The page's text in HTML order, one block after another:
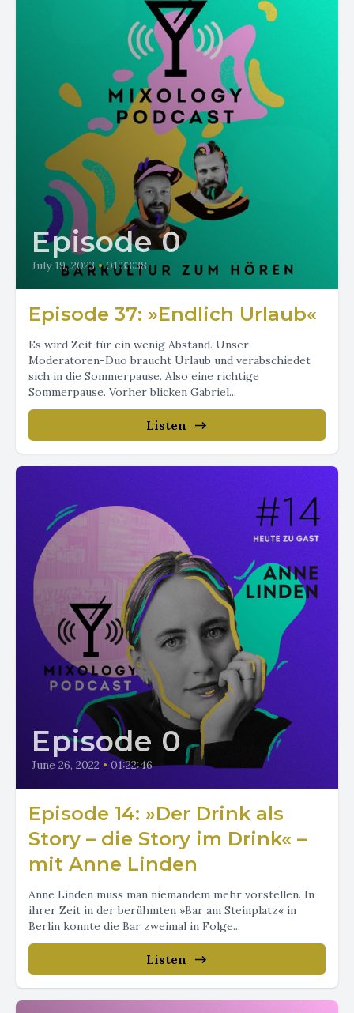
Episode 0
July 19, 2023 • 01:33:38
Episode 37: »Endlich Urlaub«
Es wird Zeit für ein wenig Abstand. Unser
Moderatoren-Duo braucht Urlaub und verabschiedet
sich in die Sommerpause. Also eine richtige
Sommerpause. Vorher blicken Gabriel...
Listen
Episode 0
June 26, 2022 • 01:22:46
Episode 14: »Der Drink als
Story – die Story im Drink« –
mit Anne Linden
Anne Linden muss man niemandem mehr vorstellen. In
ihrer Zeit in der berühmten »Bar am Steinplatz« in
Berlin konnte die Bar zweimal in Folge...
Listen